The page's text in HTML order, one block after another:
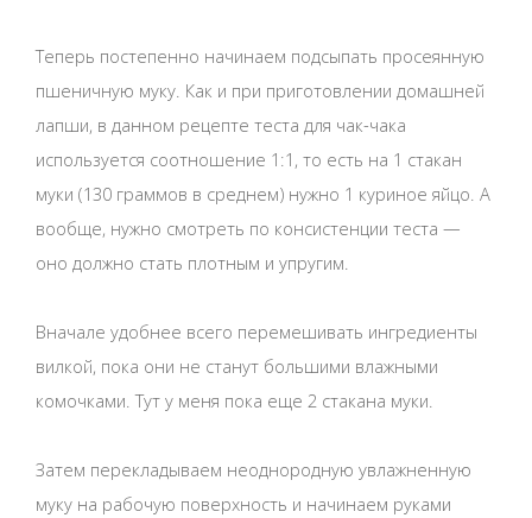
Теперь постепенно начинаем подсыпать просеянную
пшеничную муку. Как и при приготовлении домашней
лапши, в данном рецепте теста для чак-чака
используется соотношение 1:1, то есть на 1 стакан
муки (130 граммов в среднем) нужно 1 куриное яйцо. А
вообще, нужно смотреть по консистенции теста —
оно должно стать плотным и упругим.
Вначале удобнее всего перемешивать ингредиенты
вилкой, пока они не станут большими влажными
комочками. Тут у меня пока еще 2 стакана муки.
Затем перекладываем неоднородную увлажненную
муку на рабочую поверхность и начинаем руками